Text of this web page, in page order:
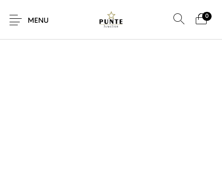
MENU
0
SALE!